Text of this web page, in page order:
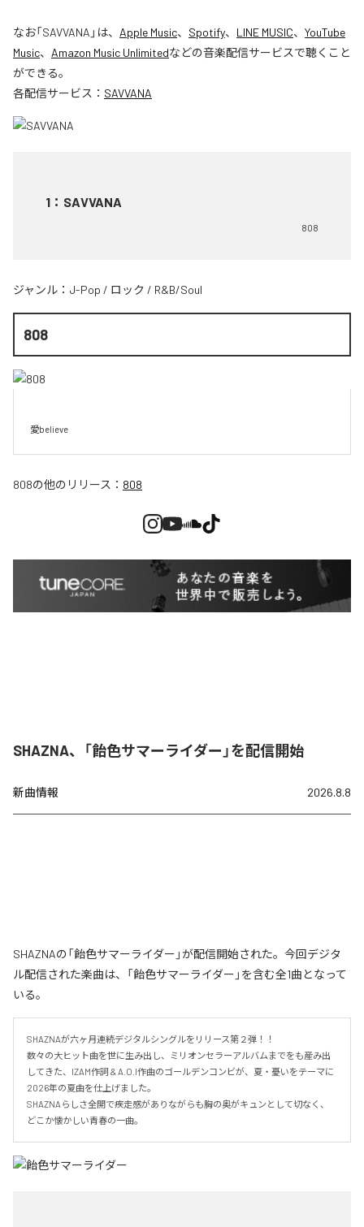
なお「SAVVANA 」は、 Apple Music、 Spotify、 LINE MUSIC、 YouTube
Music、 Amazon Music Unlimitedなどの音楽配信サービスで聴くこと
ができる。
各配信サービス： SAVVANA
1 ： SAVVANA
808
ジャンル： J-Pop / ロック / R&B/Soul
808
愛believe
808の他のリリース： 808
SHAZNA、「飴色サマーライダー」を配信開始
新曲情報 2026.8.8
SHAZNAの「飴色サマーライダー」が配信開始された。今回デジタ
ル配信された楽曲は、「飴色サマーライダー」を含む全1曲となって
いる。
SHAZNAが六ヶ月連続デジタルシングルをリリース第２弾！！
数々の大ヒット曲を世に生み出し、ミリオンセラーアルバムまでをも産み出
してきた、IZAM作詞 & A.O.I作曲のゴールデンコンビが、夏・憂いをテーマに
2026年の夏曲を仕上げました。
SHAZNAらしさ全開で疾走感がありながらも胸の奥がキュンとして切なく、
どこか懐かしい青春の一曲。